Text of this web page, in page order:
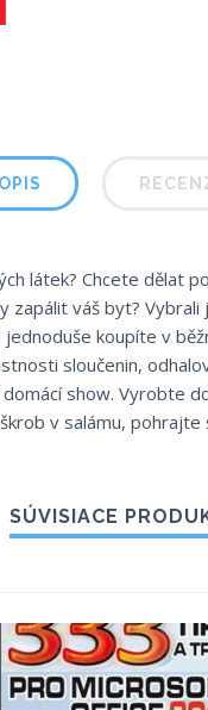
látek? Chcete dělat
zapálit váš byt?
koupíte v
sloučenin,
show. Vyrobte
v salámu,
SÚVISIACE